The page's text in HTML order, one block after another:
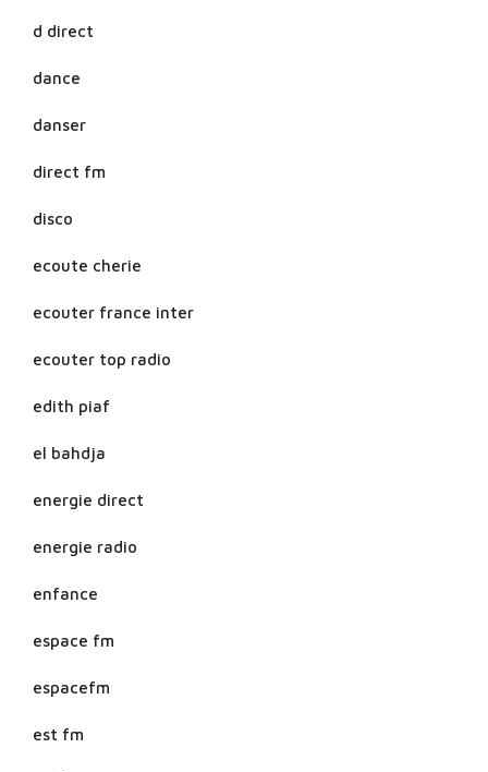
d direct
dance
danser
direct fm
disco
ecoute cherie
ecouter france inter
ecouter top radio
edith piaf
el bahdja
energie direct
energie radio
enfance
espace fm
espacefm
est fm